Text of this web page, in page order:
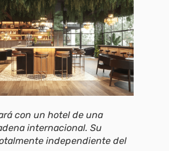
con un hotel de una
internacional. Su
independiente del